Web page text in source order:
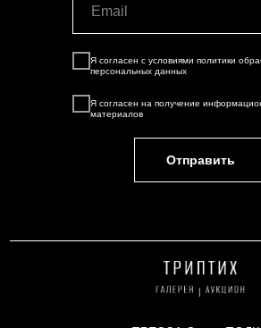
Я согласен с условиями политики
персональных данных
Я согласен на получение
материалов
Отправить